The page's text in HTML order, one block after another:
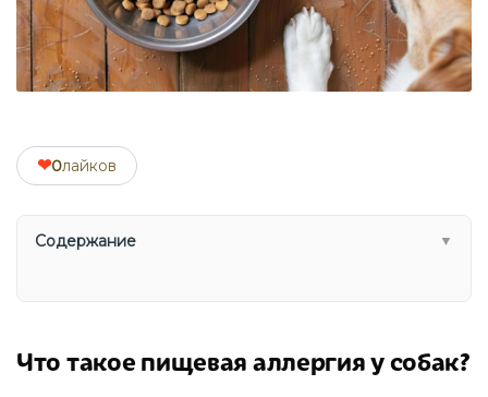
❤0лайков
Содержание ▼
Что такое пищевая аллергия у собак?